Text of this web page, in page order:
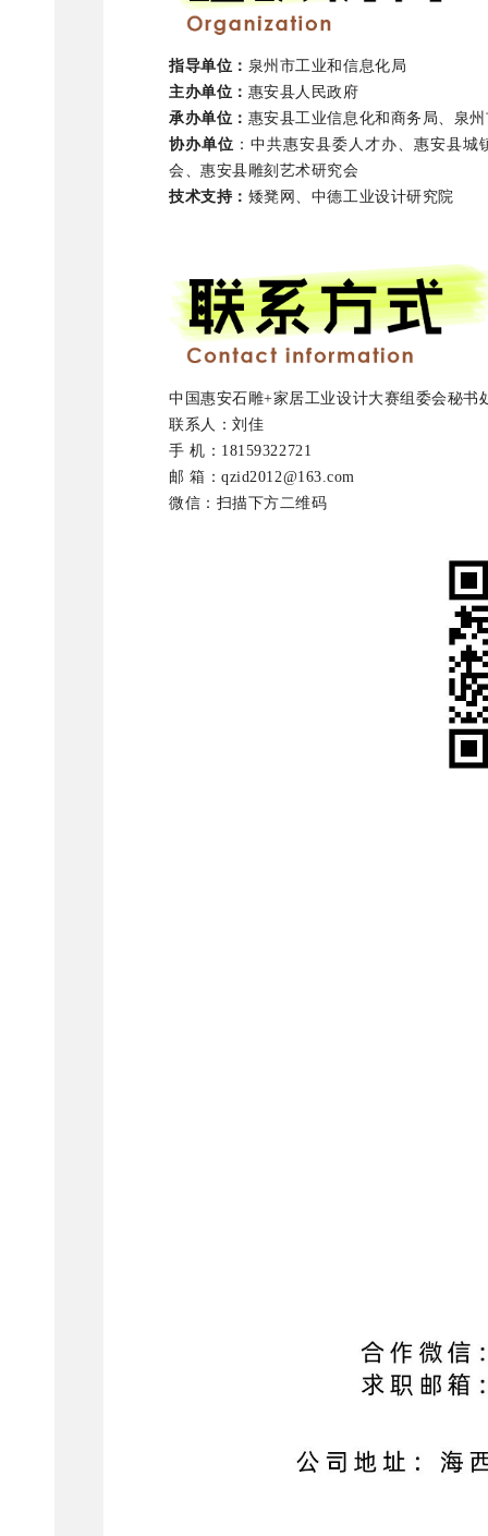
指导单位： 泉州市工业和信息化局
主办单位： 惠安县人民政府
承办单位： 惠安县工业信息化和商务局、泉
协办单位 ：中共惠安县委人才办、惠安县
会、惠安县雕刻艺术研究会
技术支持： 矮凳网、中德工业设计研究院
中国惠安石雕+家居工业设计大赛组委会秘书
联系人：刘佳
手 机：18159322721
邮 箱：qzid2012@163.com
微信：扫描下方二维码